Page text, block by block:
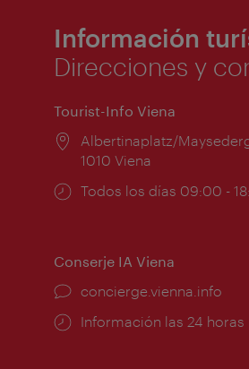
Información
Direcciones y
Tourist-Info Viena
Lugar:
Albertinaplatz/
1010 Viena
Horarios
Todos los días 09:00 -
Conserje IA Viena
concierge.vienna.info
Información las 24 horas